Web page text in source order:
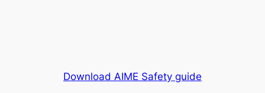
Download AIME Safety guide